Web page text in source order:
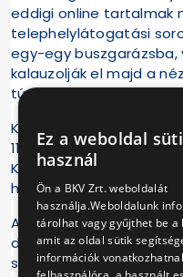
eddigi online tartalmak
telephelylátogatási
egy-egy buszgarázsba,
kalauzolják el majd a
túráihoz hasonlóan.
Kérjük tehát, hogy
11-én 11 órakor
Kultúra Napja,
helytállását! A
A BKV a járványhelyzet
dolgozóink védelmét
szünetel az elsőajtós
Ez a weboldal
használ
Ön a BKV Zrt. weboldalát
használja.Weboldalunk
tárolhat vagy gyűjthet be a
amit az oldal sütik
információk